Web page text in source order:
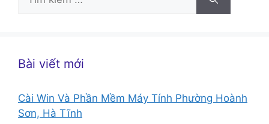
kiếm
Bài viết mới
Cài Win Và Phần Mềm Máy Tính Phường Hoành
Sơn, Hà Tĩnh